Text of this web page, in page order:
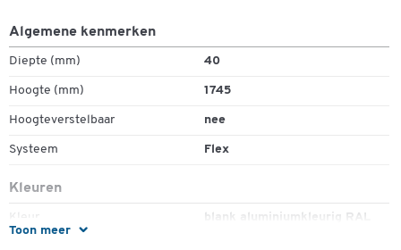
Toon meer
Algemene kenmerken
Diepte (mm) 40
Hoogte (mm) 1745
Hoogteverstelbaar nee
Systeem Flex
Kleuren
Kleur
blank aluminiumkleurig RAL